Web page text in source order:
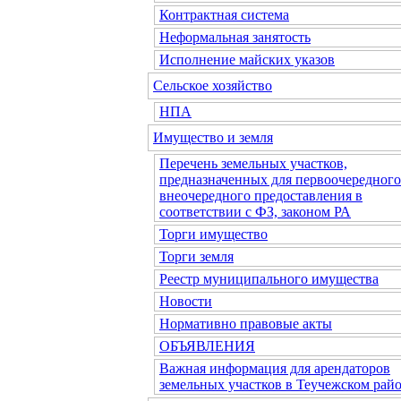
Контрактная система
Неформальная занятость
Исполнение майских указов
Сельское хозяйство
НПА
Имущество и земля
Перечень земельных участков,
предназначенных для
внеочередного предоставления в
соответствии с ФЗ, законом РА
Торги имущество
Торги земля
Реестр муниципального имущества
Новости
Нормативно правовые акты
ОБЪЯВЛЕНИЯ
Важная информация для арендаторов
земельных участков в Теучежском